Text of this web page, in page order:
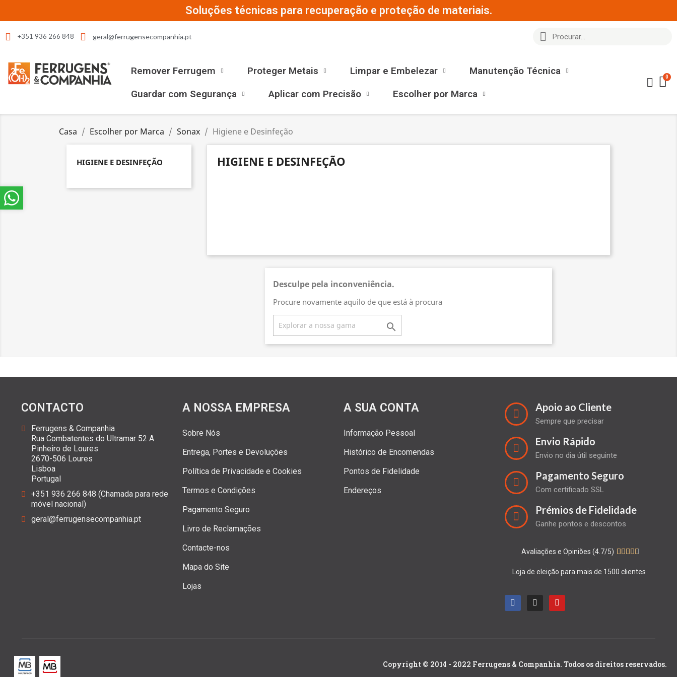
Soluções técnicas para recuperação e proteção de materiais.
+351 936 266 848 geral@ferrugensecompanhia.pt
Remover Ferrugem Proteger Metais Limpar e Embelezar
Manutenção Técnica
Guardar com Segurança
Aplicar com Precisão Escolher por Marca
Casa Escolher por Marca Sonax Higiene e Desinfeção
HIGIENE E DESINFEÇÃO HIGIENE E DESINFEÇÃO
Desculpe pela inconveniência.
Procure novamente aquilo de que está à procura

CONTACTO
Ferrugens & Companhia
Rua Combatentes do Ultramar 52 A
Pinheiro de Loures
2670-506 Loures
Lisboa
Portugal
+351 936 266 848 (Chamada para rede
móvel nacional)
geral@ferrugensecompanhia.pt
A NOSSA EMPRESA
Sobre Nós
Entrega, Portes e Devoluções
Política de Privacidade e Cookies
Termos e Condições
Pagamento Seguro
Livro de Reclamações
Contacte-nos
Mapa do Site
Lojas
A SUA CONTA
Informação Pessoal
Histórico de Encomendas
Pontos de Fidelidade
Endereços
Apoio ao Cliente
Sempre que precisar
Envio Rápido
Envio no dia útil seguinte
Pagamento Seguro
Com certificado SSL
Prémios de Fidelidade
Ganhe pontos e descontos
Avaliações e Opiniões (4.7/5)     
Loja de eleição para mais de 1500 clientes
Copyright © 2014 - 2022 Ferrugens & Companhia. Todos os direitos reservados.